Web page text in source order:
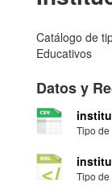
Catálogo de
Educativos
Datos y
Tipo
Tipo